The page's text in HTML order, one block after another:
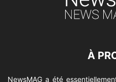
À
NewsMAG a été